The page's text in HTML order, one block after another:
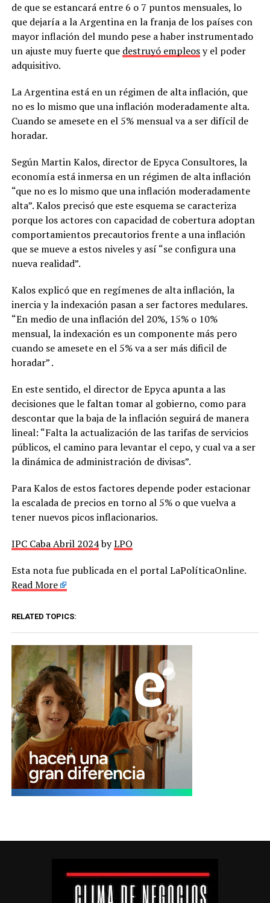
de que se estancará entre 6 o 7 puntos mensuales, lo
que dejaría a la Argentina en la franja de los países con
mayor inflación del mundo pese a haber instrumentado
un ajuste muy fuerte que destruyó empleosy el poder
adquisitivo.
La Argentina está en un régimen de alta inflación, que
no es lo mismo que una inflación moderadamente alta.
Cuando se amesete en el 5% mensual va a ser difícil de
horadar.
Según Martin Kalos, director de Epyca Consultores, la
economía está inmersa en un régimen de alta inflación
“que no es lo mismo que una inflación moderadamente
alta”. Kalos precisó que este esquema se caracteriza
porque los actores con capacidad de cobertura adoptan
comportamientos precautorios frente a una inflación
que se mueve a estos niveles y así “se configura una
nueva realidad”.
Kalos explicó que en regímenes de alta inflación, la
inercia y la indexación pasan a ser factores medulares.
“En medio de una inflación del 20%, 15% o 10%
mensual, la indexación es un componente más pero
cuando se amesete en el 5% va a ser más dificil de
horadar” .
En este sentido, el director de Epyca apunta a las
decisiones que le faltan tomar al gobierno, como para
descontar que la baja de la inflación seguirá de manera
lineal: “Falta la actualización de las tarifas de servicios
públicos, el camino para levantar el cepo, y cual va a ser
la dinámica de administración de divisas”.
Para Kalos de estos factores depende poder estacionar
la escalada de precios en torno al 5% o que vuelva a
tener nuevos picos inflacionarios.
IPC Caba Abril 2024byLPO
Esta nota fue publicada en el portal LaPolíticaOnline.
Read More
RELATED TOPICS: